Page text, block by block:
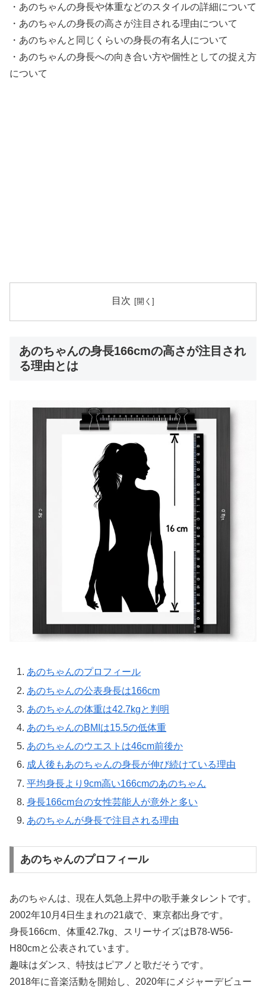
・あのちゃんの身長や体重などのスタイルの詳細について
・あのちゃんの身長の高さが注目される理由について
・あのちゃんと同じくらいの身長の有名人について
・あのちゃんの身長への向き合い方や個性としての捉え方
について
目次
あのちゃんの身長166cmの高さが注目され
る理由とは
あのちゃんのプロフィール
あのちゃんの公表身長は166cm
あのちゃんの体重は42.7kgと判明
あのちゃんのBMIは15.5の低体重
あのちゃんのウエストは46cm前後か
成人後もあのちゃんの身長が伸び続けている理由
平均身長より9cm高い166cmのあのちゃん
身長166cm台の女性芸能人が意外と多い
あのちゃんが身長で注目される理由
あのちゃんのプロフィール
あのちゃんは、現在人気急上昇中の歌手兼タレントです。
2002年10月4日生まれの21歳で、東京都出身です。
身長166cm、体重42.7kg、スリーサイズはB78-W56-
H80cmと公表されています。
趣味はダンス、特技はピアノと歌だそうです。
2018年に音楽活動を開始し、2020年にメジャーデビュー